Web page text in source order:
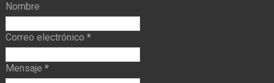
Nombre
Correo electrónico *
Mensaje *